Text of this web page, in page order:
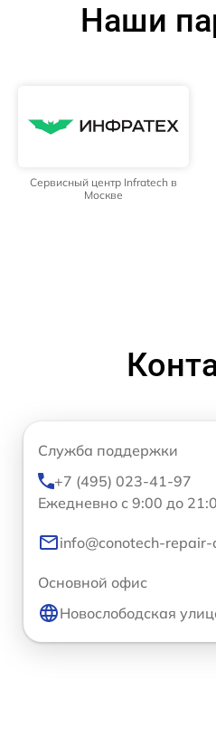
Наши
Сервисный центр Infratech в
Москве
Служба поддержки
+7 (495) 023-41-97
Ежедневно с 9:00 до
info@conotech-repair-
Основной офис
Новослободская